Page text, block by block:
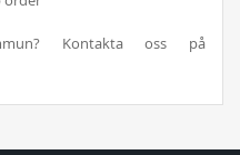
Kontakta oss på